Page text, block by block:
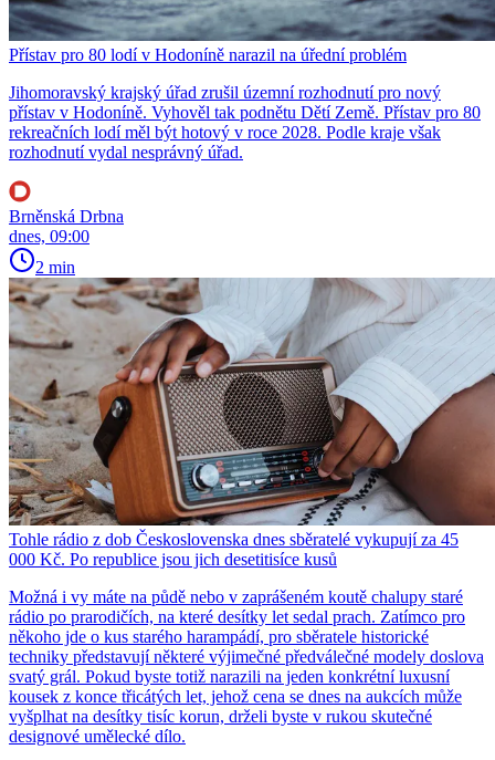
Přístav pro 80 lodí v Hodoníně narazil na úřední problém
Jihomoravský krajský úřad zrušil územní rozhodnutí pro nový
přístav v Hodoníně. Vyhověl tak podnětu Dětí Země. Přístav pro 80
rekreačních lodí měl být hotový v roce 2028. Podle kraje však
rozhodnutí vydal nesprávný úřad.
Brněnská Drbna
dnes, 09:00
2 min
Tohle rádio z dob Československa dnes sběratelé vykupují za 45
000 Kč. Po republice jsou jich desetitisíce kusů
Možná i vy máte na půdě nebo v zaprášeném koutě chalupy staré
rádio po prarodičích, na které desítky let sedal prach. Zatímco pro
někoho jde o kus starého harampádí, pro sběratele historické
techniky představují některé výjimečné předválečné modely doslova
svatý grál. Pokud byste totiž narazili na jeden konkrétní luxusní
kousek z konce třicátých let, jehož cena se dnes na aukcích může
vyšplhat na desítky tisíc korun, drželi byste v rukou skutečné
designové umělecké dílo.